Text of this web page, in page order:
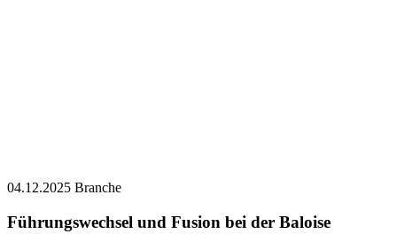
04.12.2025 Branche
Führungswechsel und Fusion bei der Baloise